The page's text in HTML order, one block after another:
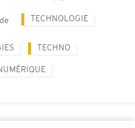
TECHNOLOGIE
TECHNO